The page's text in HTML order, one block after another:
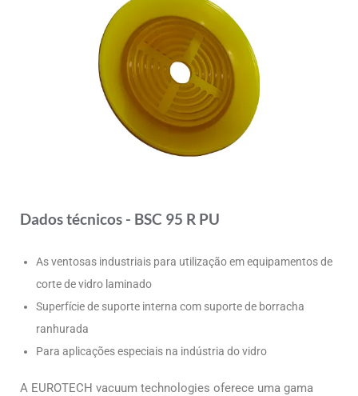
Dados técnicos - BSC 95 R PU
As ventosas industriais para utilização em equipamentos de
corte de vidro laminado
Superfície de suporte interna com suporte de borracha
ranhurada
Para aplicações especiais na indústria do vidro
A EUROTECH vacuum technologies oferece uma gama